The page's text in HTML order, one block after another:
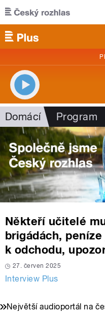
Přejít k hlavnímu obsahu
Domácí Program
Někteří učitelé
brigádách,
k odchodu,
27. červen 2025
Interview Plus
Největší audioportál na